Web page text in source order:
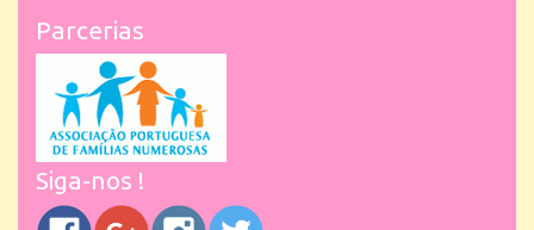
Parcerias
Siga-nos !